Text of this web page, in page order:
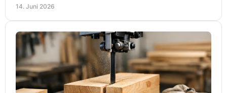
14. Juni 2026